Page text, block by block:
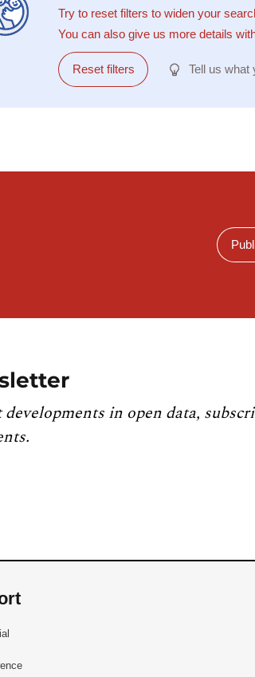
Try to reset filters to widen your
You can also give us more details
Reset filters Tell us what
in open data,